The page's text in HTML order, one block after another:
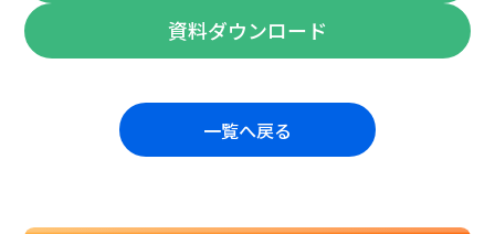
資料ダウンロード
一覧へ戻る